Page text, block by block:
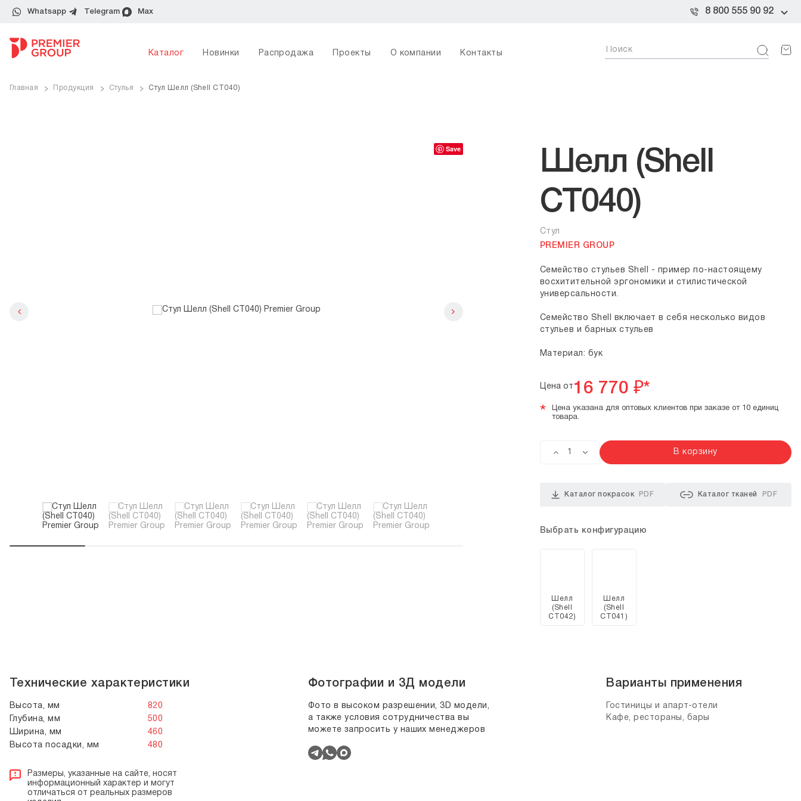
Whatsapp Telegram Max 8 800 555 90 92
Каталог Новинки Распродажа Проекты О компании Контакты
Главная Продукция Стулья Стул Шелл (Shell CT040)
Save
Шелл (Shell
CT040)
Стул
PREMIER GROUP
Семейство стульев Shell - пример по-настоящему
восхитительной эргономики и стилистической
универсальности.
Семейство Shell включает в себя несколько видов
стульев и барных стульев
Материал: бук
Цена от 16 770 ₽*
*
Цена указана для оптовых клиентов при заказе от 10 единиц
товара.
В корзину
Каталог покрасок PDF Каталог тканей PDF
Выбрать конфигурацию
Шелл
(Shell
CT042)
Шелл
(Shell
CT041)
Технические характеристики
Высота, мм
820
Глубина, мм
500
Ширина, мм
460
Высота посадки, мм
480
Размеры, указанные на сайте, носят
информационный характер и могут
отличаться от реальных размеров
Фотографии и 3Д модели
Фото в высоком разрешении, 3D модели,
а также условия сотрудничества вы
можете запросить у наших менеджеров
Варианты применения
Гостиницы и апарт-отели
Кафе, рестораны, бары